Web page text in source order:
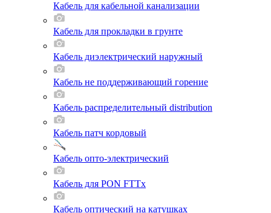
Кабель для кабельной канализации
Кабель для прокладки в грунте
Кабель диэлектрический наружный
Кабель не поддерживающий горение
Кабель распределительный distribution
Кабель патч кордовый
Кабель опто-электрический
Кабель для PON FTTx
Кабель оптический на катушках